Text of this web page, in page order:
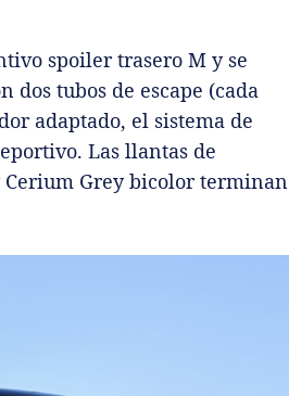
spoiler trasero M y se
dos tubos de escape (cada
adaptado, el sistema de
Las llantas de
Cerium Grey bicolor terminan